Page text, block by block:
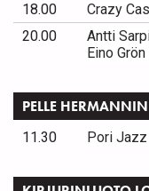
18.00
Crazy
20.00
Antti
Eino
PELLE
11.30 Pori